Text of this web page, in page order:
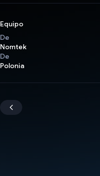
Equipo
De
Nomtek
De
Polonia